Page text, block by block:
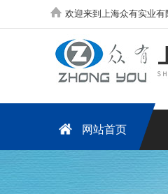
欢迎来到上海众有实业有
网站首页